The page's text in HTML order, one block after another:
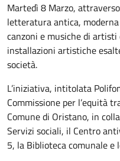
Martedì 8 Marzo,
letteratura antica,
canzoni e musiche di
installazioni artistiche
società.
L’iniziativa, intitolata
Commissione per l’equità
Comune di Oristano, in
Servizi sociali, il Centro
5, la Biblioteca comunale e